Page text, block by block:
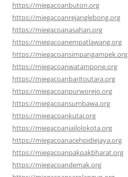
https://miegacoanbuton.org
https://miegacoanrejanglebong.org
https://miegacoanasahan.org
https://miegacoanempatlawang.org
https://miegacoansimpangampek.org
https://miegacoanwatampone.org
https://miegacoanbaritoutara.org
https://miegacoanpurworejo.org
https://miegacoansumbawa.org
https://miegacoankutai.org
https://miegacoanjailolokota.org
https://miegacoanacehpidiejaya.org
https://miegacoanpakpakbharat.org
https://miegacoandemak.org